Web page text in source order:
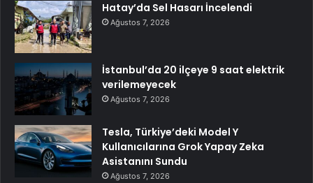
Hatay’da Sel Hasarı İncelendi
Ağustos 7, 2026
İstanbul’da 20 ilçeye 9 saat elektrik
verilemeyecek
Ağustos 7, 2026
Tesla, Türkiye’deki Model Y
Kullanıcılarına Grok Yapay Zeka
Asistanını Sundu
Ağustos 7, 2026